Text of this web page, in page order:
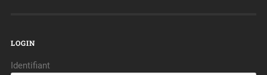
LOGIN
Identifiant